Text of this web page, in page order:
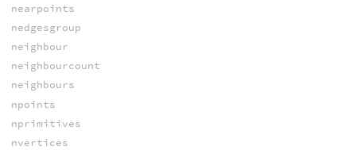
nearpoints
nedgesgroup
neighbour
neighbourcount
neighbours
npoints
nprimitives
nvertices